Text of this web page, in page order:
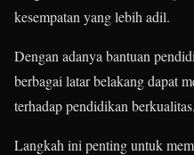
kesempatan yang lebih adil.
Dengan adanya bantuan
berbagai latar belakang dapat
terhadap pendidikan berkualitas.
Langkah ini penting untuk